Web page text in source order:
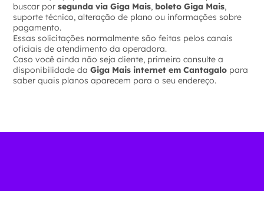
buscar porsegunda via Giga Mais, boleto Giga Mais,
suporte técnico, alteração de plano ou informações sobre
pagamento.
Essas solicitações normalmente são feitas pelos canais
oficiais de atendimento da operadora.
Caso você ainda não seja cliente, primeiro consulte a
disponibilidade daGiga Mais internet em Cantagalo para
saber quais planos aparecem para o seu endereço.